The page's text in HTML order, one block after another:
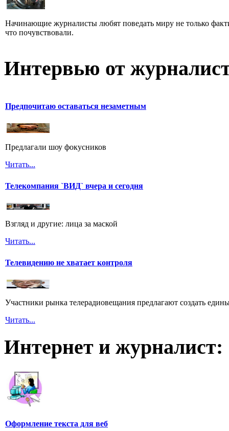
Начинающие журналисты любят поведать миру не только
что почувствовали.
Интервью от
Предпочитаю оставаться незаметным
Предлагали шоу фокусников
Читать...
Телекомпания `ВИД` вчера и сегодня
Взгляд и другие: лица за маской
Читать...
Телевидению не хватает контроля
Участники рынка телерадиовещания предлагают создать
Читать...
Интернет и журналист:
Оформление текста для веб